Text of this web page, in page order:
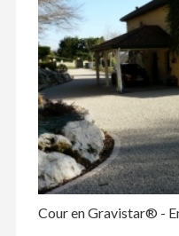
Cour en Gravistar® -